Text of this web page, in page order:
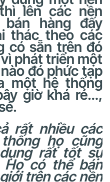
lên các nền
hàng đấy
thác theo các
có sẵn trên đó
phát triển một
đó phức tạp
một hệ thống
giờ khá rẻ…,
rất nhiều các
họ cũng
rất tốt sự
Họ có thể bán
giới trên các nền